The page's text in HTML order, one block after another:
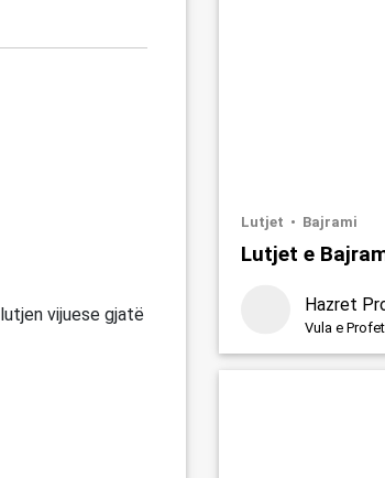
vijuese gjatë
Lutjet Bajrami
Lutjet e
Hazret
Vula e